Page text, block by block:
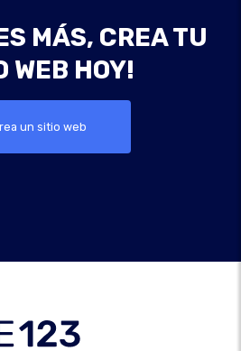
MÁS, CREA TU
WEB HOY!
un sitio web